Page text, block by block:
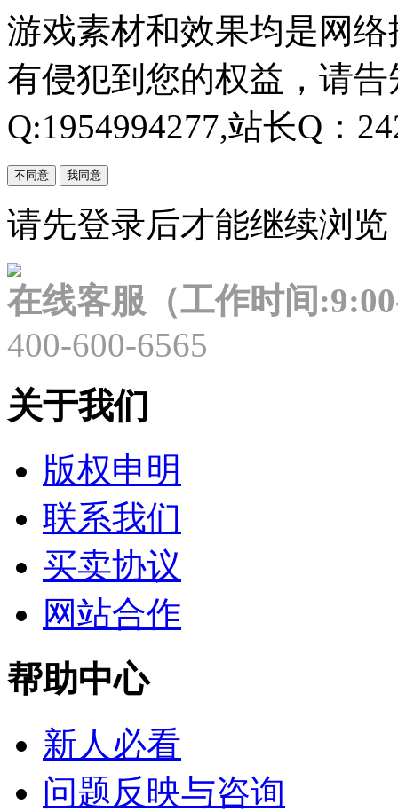
游戏素材和效果均是网
有侵犯到您的权益，请
Q:1954994277,站长Q：
不同意 我同意
请先登录后才能继续浏览
在线客服（工作时间
400-600-6565
关于我们
版权申明
联系我们
买卖协议
网站合作
帮助中心
新人必看
问题反映与咨询